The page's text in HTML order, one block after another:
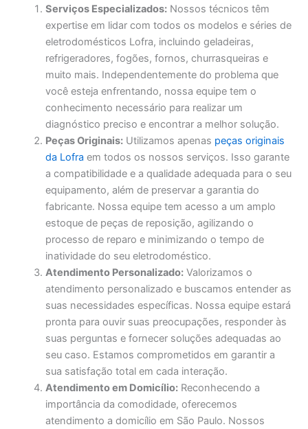
Serviços Especializados: Nossos técnicos têm
expertise em lidar com todos os modelos e séries de
eletrodomésticos Lofra, incluindo geladeiras,
refrigeradores, fogões, fornos, churrasqueiras e
muito mais. Independentemente do problema que
você esteja enfrentando, nossa equipe tem o
conhecimento necessário para realizar um
diagnóstico preciso e encontrar a melhor solução.
Peças Originais: Utilizamos apenas peças originais
da Lofra em todos os nossos serviços. Isso garante
a compatibilidade e a qualidade adequada para o seu
equipamento, além de preservar a garantia do
fabricante. Nossa equipe tem acesso a um amplo
estoque de peças de reposição, agilizando o
processo de reparo e minimizando o tempo de
inatividade do seu eletrodoméstico.
Atendimento Personalizado: Valorizamos o
atendimento personalizado e buscamos entender as
suas necessidades específicas. Nossa equipe estará
pronta para ouvir suas preocupações, responder às
suas perguntas e fornecer soluções adequadas ao
seu caso. Estamos comprometidos em garantir a
sua satisfação total em cada interação.
Atendimento em Domicílio: Reconhecendo a
importância da comodidade, oferecemos
atendimento a domicílio em São Paulo. Nossos